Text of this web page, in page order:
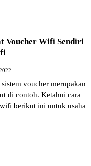
Voucher Wifi Sendiri
voucher merupakan
di contoh. Ketahui cara
berikut ini untuk usaha